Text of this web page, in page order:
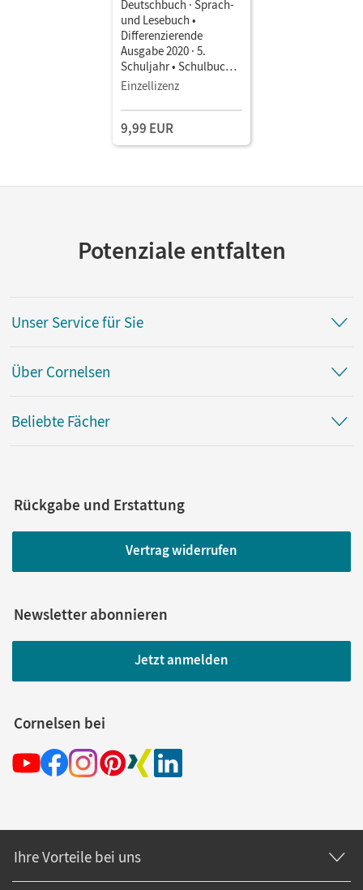
Deutschbuch · Sprach-
und Lesebuch •
Differenzierende
Ausgabe 2020 · 5.
Schuljahr • Schulbuch
als E-Book Mit Medien
Einzellizenz
9,99 EUR
Potenziale entfalten
Unser Service für Sie
Über Cornelsen
Beliebte Fächer
Rückgabe und Erstattung
Vertrag widerrufen
Newsletter abonnieren
Jetzt anmelden
Cornelsen bei
Ihre Vorteile bei uns